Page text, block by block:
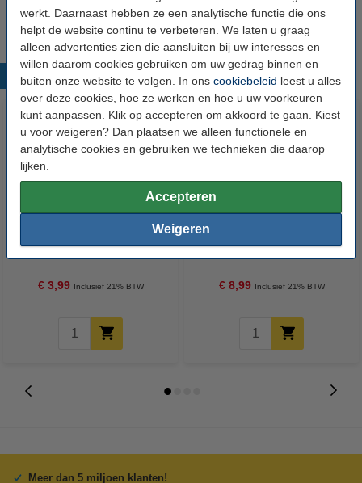
werkt. Daarnaast hebben ze een analytische functie die ons
helpt de website continu te verbeteren. We laten u graag
alleen advertenties zien die aansluiten bij uw interesses en
willen daarom cookies gebruiken om uw gedrag binnen en
buiten onze website te volgen. In ons cookiebeleid leest u alles
over deze cookies, hoe ze werken en hoe u uw voorkeuren
kunt aanpassen. Klik op accepteren om akkoord te gaan. Kiest
u voor weigeren? Dan plaatsen we alleen functionele en
analytische cookies en gebruiken we technieken die daarop
lijken.
Accepteren
Weigeren
Populaire producten
Microvezeldoekjes 32 x 32 cm
10 stuks (123schoon huismerk)
€ 3,99 Inclusief 21% BTW
Turbo vervanging
€ 8,99 Inclusief 21% BTW
Meer dan 5 miljoen klanten!